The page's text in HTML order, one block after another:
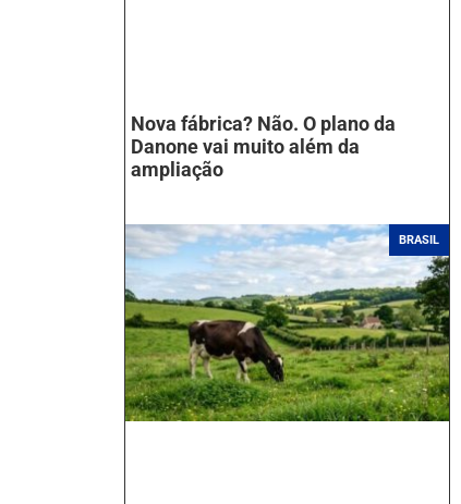
Nova fábrica? Não. O plano da
Danone vai muito além da
ampliação
BRASIL